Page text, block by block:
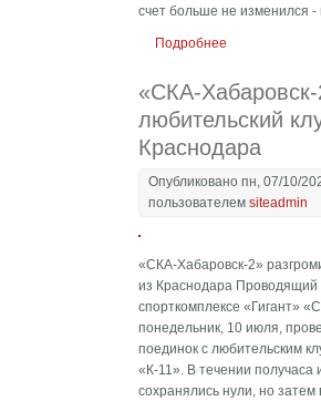
счет больше не изменился -
Подробнее
«СКА-
любительский
Краснодара
Опубликовано пн, 07/10/
пользователемsiteadmin
«СКА-Хабаровск-2»
из Краснодара Проводящий
спорткомплексе «Гигант»
понедельник, 10 июля,
поединок с любительским
«К-11». В течении получаса
сохранялись нули, но затем